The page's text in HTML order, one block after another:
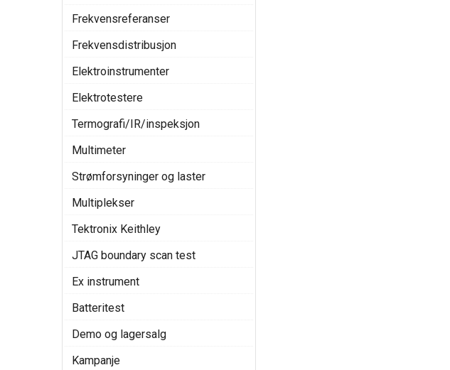
Frekvensreferanser
Frekvensdistribusjon
Elektroinstrumenter
Elektrotestere
Termografi/IR/inspeksjon
Multimeter
Strømforsyninger og laster
Multiplekser
Tektronix Keithley
JTAG boundary scan test
Ex instrument
Batteritest
Demo og lagersalg
Kampanje